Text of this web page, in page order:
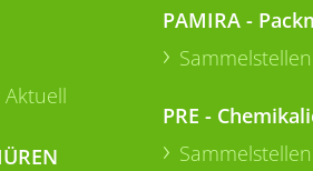
PAMIRA -
PRE -